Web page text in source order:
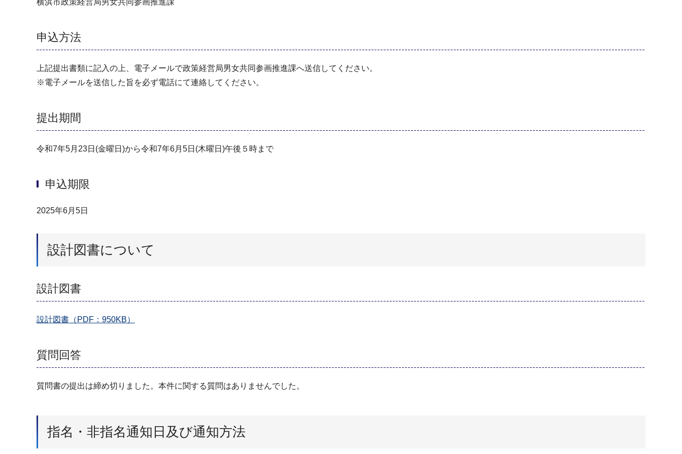
申込方法
上記提出書類に記入の上、電子メールで政策経営局男女共同参画推進課へ送信してください。
※電子メールを送信した旨を必ず電話にて連絡してください。
提出期間
令和7年5月23日(金曜日)から令和7年6月5日(木曜日)午後５時まで
申込期限
2025年6月5日
設計図書について
設計図書
設計図書（PDF：950KB）
質問回答
質問書の提出は締め切りました。本件に関する質問はありませんでした。
指名・非指名通知日及び通知方法